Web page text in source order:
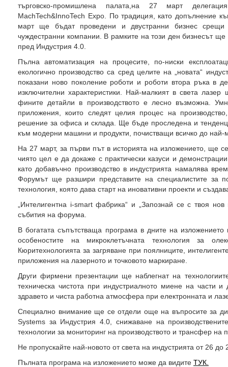
търговско-промишлена палата,на 27 март
MachTech&InnoTech Expo. По традиция, като допълнение
март ще бъдат проведени и двустранни бизнес
чуждестранни компании. В рамките на този ден бизнесът ще
пред Индустрия 4.0.
Пълна автоматизация на процесите, по-ниски
екологично производство са сред целите на „новата“
показани ново поколение роботи и роботи втора ръка в
изключителни характеристики. Най-малкият в света
фините детайли в производството е лесно възможна.
приложения, които следят целия процес на
решение за офиса и склада. Ще бъде проследена и
към модерни машини и продукти, почистващи всичко до най-
На 27 март, за първи път в историята на изложението, ще
чиято цел е да докаже с практически казуси и
като добавъчно производство в индустрията намалява
Форумът ще разшири представите на специалистите за
технология, която дава старт на иновативни проекти и
„Интелигентна i-smart фабрика“ и „Запознай се с твоя
събития на форума.
В богатата съпътстваща програма в дните на
особеностите на микроклетъчната технология за
Кюритехнологията за загряване при поялниците,
приложения на лазерното и точковото маркиране.
Други фирмени презентации ще наблегнат на
техническа чистота при индустриалното миене на части
здравето и чиста работна атмосфера при електронната и
Специално внимание ще се отдели още на въпросите за
Systems за Индустрия 4.0, снижаване на
технологии за мониторинг на производството и трансфер на
Не пропускайте най-новото от света на индустрията от 26
Пълната програма на изложението може да видите ТУК.